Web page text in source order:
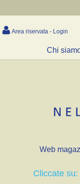
Area riservata - Login
Chi
Web
Cliccate su: